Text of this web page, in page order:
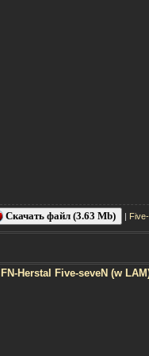
Скачать файл (3.63 Mb) |
FN-Herstal Five-seveN (w